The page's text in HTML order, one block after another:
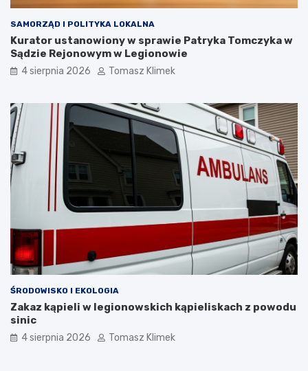
SAMORZĄD I POLITYKA LOKALNA
Kurator ustanowiony w sprawie Patryka Tomczyka w
Sądzie Rejonowym w Legionowie
4 sierpnia 2026 Tomasz Klimek
ŚRODOWISKO I EKOLOGIA
Zakaz kąpieli w legionowskich kąpieliskach z powodu
sinic
4 sierpnia 2026 Tomasz Klimek